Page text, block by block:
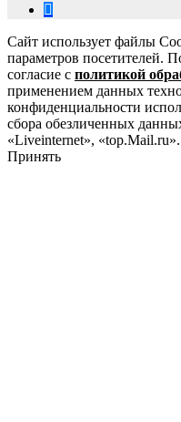
Сайт использует файлы
параметров посетителей.
согласие с политикой
применением данных
конфиденциальности
сбора обезличенных
«Liveinternet», «top.Mail.ru».
Принять